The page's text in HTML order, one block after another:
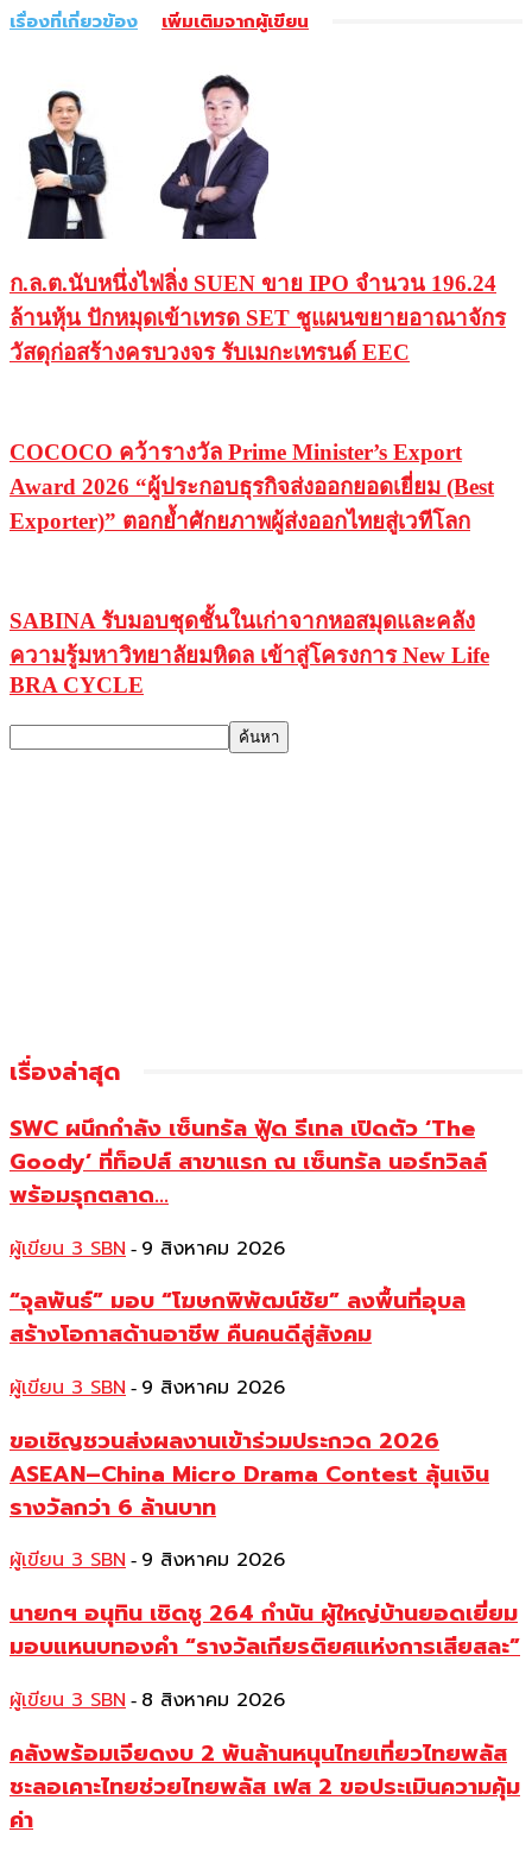
เรื่องที่เกี่ยวข้อง เพิ่มเติมจากผู้เขียน
ก.ล.ต.นับหนึ่งไฟลิ่ง SUEN ขาย IPO จำนวน 196.24
ล้านหุ้น ปักหมุดเข้าเทรด SET ชูแผนขยายอาณาจักร
วัสดุก่อสร้างครบวงจร รับเมกะเทรนด์ EEC
COCOCO คว้ารางวัล Prime Minister’s Export
Award 2026 “ผู้ประกอบธุรกิจส่งออกยอดเยี่ยม (Best
Exporter)” ตอกย้ำศักยภาพผู้ส่งออกไทยสู่เวทีโลก
SABINA รับมอบชุดชั้นในเก่าจากหอสมุดและคลัง
ความรู้มหาวิทยาลัยมหิดล เข้าสู่โครงการ New Life
BRA CYCLE
เรื่องล่าสุด
SWC ผนึกกำลัง เซ็นทรัล ฟู้ด รีเทล เปิดตัว ‘The
Goody’ ที่ท็อปส์ สาขาแรก ณ เซ็นทรัล นอร์ทวิลล์
พร้อมรุกตลาด...
ผู้เขียน 3 SBN - 9 สิงหาคม 2026
“จุลพันธ์” มอบ “โฆษกพิพัฒน์ชัย” ลงพื้นที่อุบล
สร้างโอกาสด้านอาชีพ คืนคนดีสู่สังคม
ผู้เขียน 3 SBN - 9 สิงหาคม 2026
ขอเชิญชวนส่งผลงานเข้าร่วมประกวด 2026
ASEAN–China Micro Drama Contest ลุ้นเงิน
รางวัลกว่า 6 ล้านบาท
ผู้เขียน 3 SBN - 9 สิงหาคม 2026
นายกฯ อนุทิน เชิดชู 264 กำนัน ผู้ใหญ่บ้านยอดเยี่ยม
มอบแหนบทองคำ “รางวัลเกียรติยศแห่งการเสียสละ”
ผู้เขียน 3 SBN - 8 สิงหาคม 2026
คลังพร้อมเจียดงบ 2 พันล้านหนุนไทยเที่ยวไทยพลัส
ชะลอเคาะไทยช่วยไทยพลัส เฟส 2 ขอประเมินความคุ้ม
ค่า